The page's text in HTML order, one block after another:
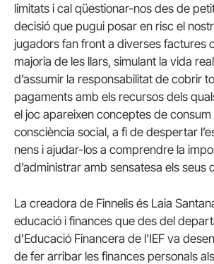
limitats i cal qüestionar-nos des de
decisió que pugui posar en risc el
jugadors fan front a diverses factures
majoria de les llars, simulant la vida
d’assumir la responsabilitat de cobrir
pagaments amb els recursos dels
el joc apareixen conceptes de
consciència social, a fi de despertar
nens i ajudar-los a comprendre la
d’administrar amb sensatesa els seus
La creadora de Finnelis és Laia
educació i finances que des del
d’Educació Financera de l’IEF va
de fer arribar les finances personals